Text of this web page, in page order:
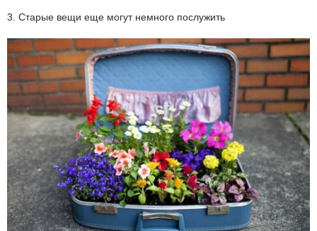
3. Старые вещи еще могут немного послужить